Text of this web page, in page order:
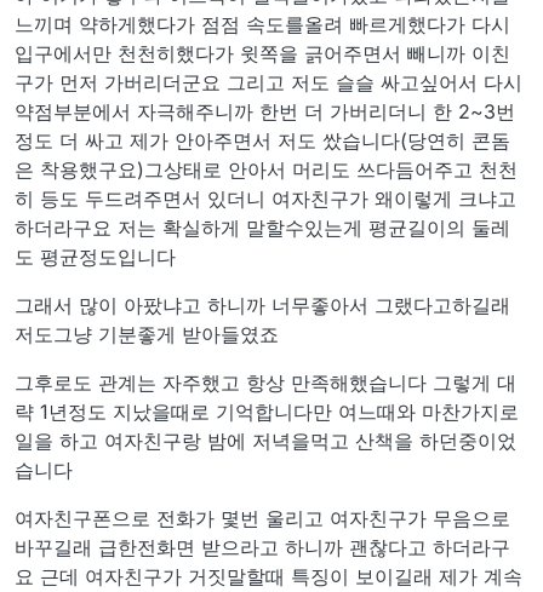
느끼며 약하게했다가 점점 속도를올려 빠르게했다가 다시
입구에서만 천천히했다가 윗쪽을 긁어주면서 빼니까 이친
구가 먼저 가버리더군요 그리고 저도 슬슬 싸고싶어서 다시
약점부분에서 자극해주니까 한번 더 가버리더니 한 2~3번
정도 더 싸고 제가 안아주면서 저도 쌌습니다(당연히 콘돔
은 착용했구요)그상태로 안아서 머리도 쓰다듬어주고 천천
히 등도 두드려주면서 있더니 여자친구가 왜이렇게 크냐고
하더라구요 저는 확실하게 말할수있는게 평균길이의 둘레
도 평균정도입니다
그래서 많이 아팠냐고 하니까 너무좋아서 그랬다고하길래
저도그냥 기분좋게 받아들였죠
그후로도 관계는 자주했고 항상 만족해했습니다 그렇게 대
략 1년정도 지났을때로 기억합니다만 여느때와 마찬가지로
일을 하고 여자친구랑 밤에 저녁을먹고 산책을 하던중이었
습니다
여자친구폰으로 전화가 몇번 울리고 여자친구가 무음으로
바꾸길래 급한전화면 받으라고 하니까 괜찮다고 하더라구
요 근데 여자친구가 거짓말할때 특징이 보이길래 제가 계속